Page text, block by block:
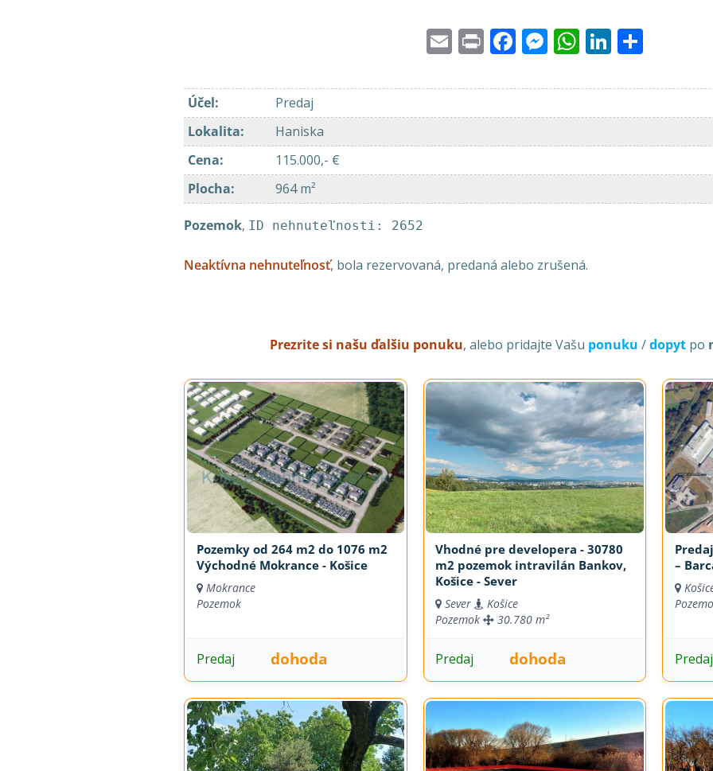
EmailPrintFacebook
Messenger
WhatsApp
LinkedIn
Účel:
Predaj
Lokalita:
Haniska
Cena:
115.000,- €
Plocha: 964 m²
Pozemok, ID nehnuteľnosti: 2652
Neaktívna nehnuteľnosť, bola rezervovaná, predaná alebo zrušená.
Prezrite si našu ďalšiu ponuku, alebo pridajte Vašu ponuku /dopyt po
Pozemky od 264 m2 do 1076 m2
Východné Mokrance - Košice
Mokrance
Pozemok
Predaj dohoda
Vhodné pre developera - 30780
m2 pozemok intravilán Bankov,
Košice - Sever
Sever
Košice
Pozemok
30.780 m²
Predaj dohoda
–
Predaj